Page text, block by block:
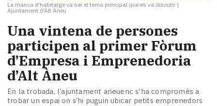
La manca d'habitatge va ser el tema principal que es va discutir |
Ajuntament d'Alt Àneu
Una vintena de persones
participen al primer Fòrum
d’Empresa i Emprenedoria
d’Alt Àneu
En la trobada, l’ajuntament aneuenc s'ha compromès a
trobar un espai on s’hi puguin ubicar petits emprenedors